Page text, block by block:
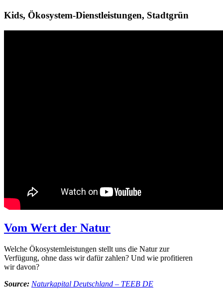
Kids, Ökosystem-Dienstleistungen, Stadtgrün
Vom Wert der Natur
Welche Ökosystemleistungen stellt uns die Natur zur
Verfügung, ohne dass wir dafür zahlen? Und wie profitieren
wir davon?
Source: Naturkapital Deutschland – TEEB DE